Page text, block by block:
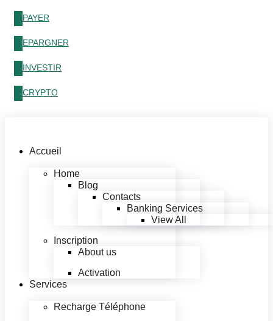
PAYER
EPARGNER
INVESTIR
CRYPTO
Accueil
Home
Blog
Contacts
Banking Services
View All
Inscription
About us
Activation
Services
Recharge Téléphone